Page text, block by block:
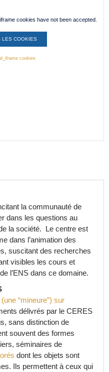
cookies have not been accepted.
LES COOKIES
cookies
la communauté de
dans les questions au
la société. Le centre est
dans l’animation des
suscitant des recherches
visibles les cours et
l’ENS dans ce domaine.
(une “mineure”) sur
délivrés par le CERES
sans distinction de
souvent des formes
séminaires de
dont les objets sont
Ils permettent à ceux qui